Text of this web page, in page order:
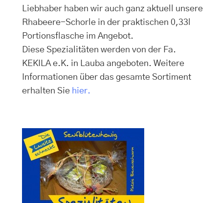
Liebhaber haben wir auch ganz aktuell unsere
Rhabeere-Schorle in der praktischen 0,33l
Portionsflasche im Angebot.
Diese Spezialitäten werden von der Fa.
KEKILA e.K. in Lauba angeboten. Weitere
Informationen über das gesamte Sortiment
erhalten Sie hier.